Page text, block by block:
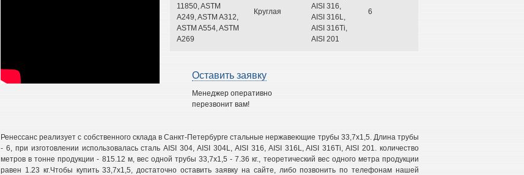
11850, ASTM
A249, ASTM A312,
ASTM A554, ASTM
A269
Круглая
AISI 316,
AISI 316L,
AISI 316Ti,
AISI 201
6
Оставить заявку
Менеджер оперативно
перезвонит вам!
Ренессанс реализует с собственного склада в Санкт-Петербурге стальные нержавеющие трубы 33,7х1,5. Длина трубы
- 6, при изготовлении использовалась сталь AISI 304, AISI 304L, AISI 316, AISI 316L, AISI 316Ti, AISI 201. количество
метров в тонне продукции - 815.12 м, вес одной трубы 33,7х1,5 - 7.36 кг., теоретический вес одного метра продукции
равен 1.23 кг.Чтобы купить 33,7х1,5, достаточно оставить заявку на сайте, либо позвонить по телефонам нашей